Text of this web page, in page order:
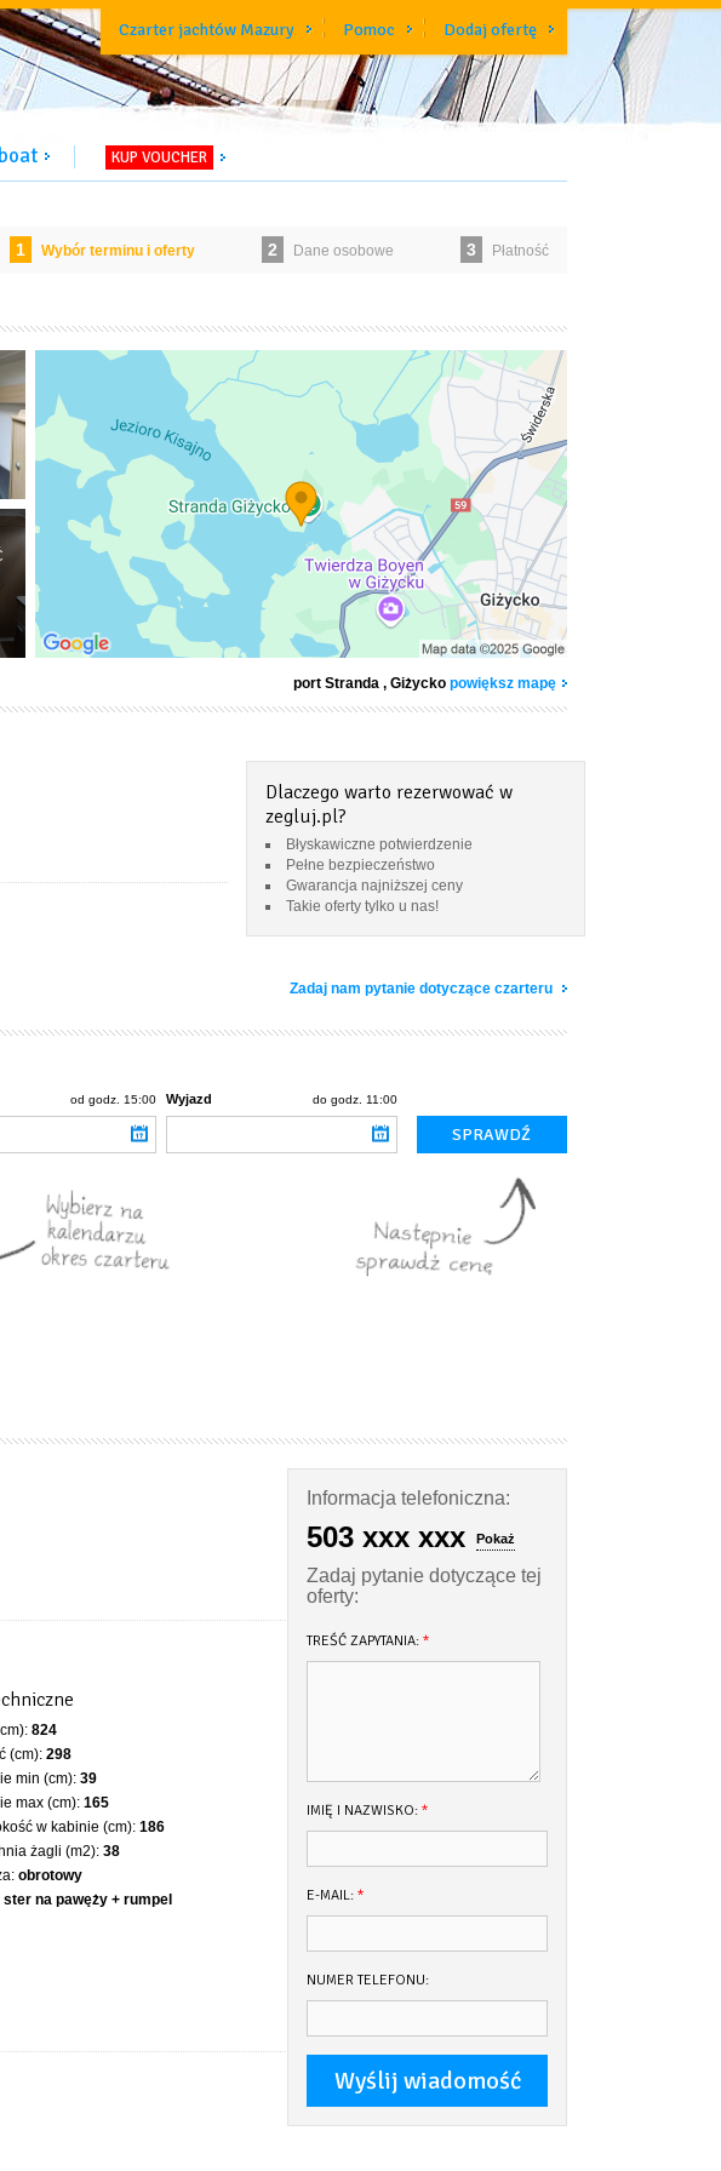
Czarter jachtów Mazury Pomoc Dodaj ofertę
KUP VOUCHER
1 Wybór terminu i oferty 2 Dane osobowe 3 Płatność
port Stranda , Giżycko powiększ mapę
Dlaczego warto rezerwować w
zegluj.pl?
Błyskawiczne potwierdzenie
Pełne bezpieczeństwo
Gwarancja najniższej ceny
Takie oferty tylko u nas!
Zadaj nam pytanie dotyczące czarteru
od godz. 15:00 Wyjazd do godz. 11:00
824
(cm): 298
min (cm): 39
max (cm): 165
w kabinie (cm): 186
żagli (m2): 38
obrotowy
ster na pawęży + rumpel
Informacja telefoniczna:
503 xxx xxx Pokaż
Zadaj pytanie dotyczące tej
oferty:
TREŚĆ ZAPYTANIA: *
IMIĘ I NAZWISKO: *
E-MAIL: *
NUMER TELEFONU: